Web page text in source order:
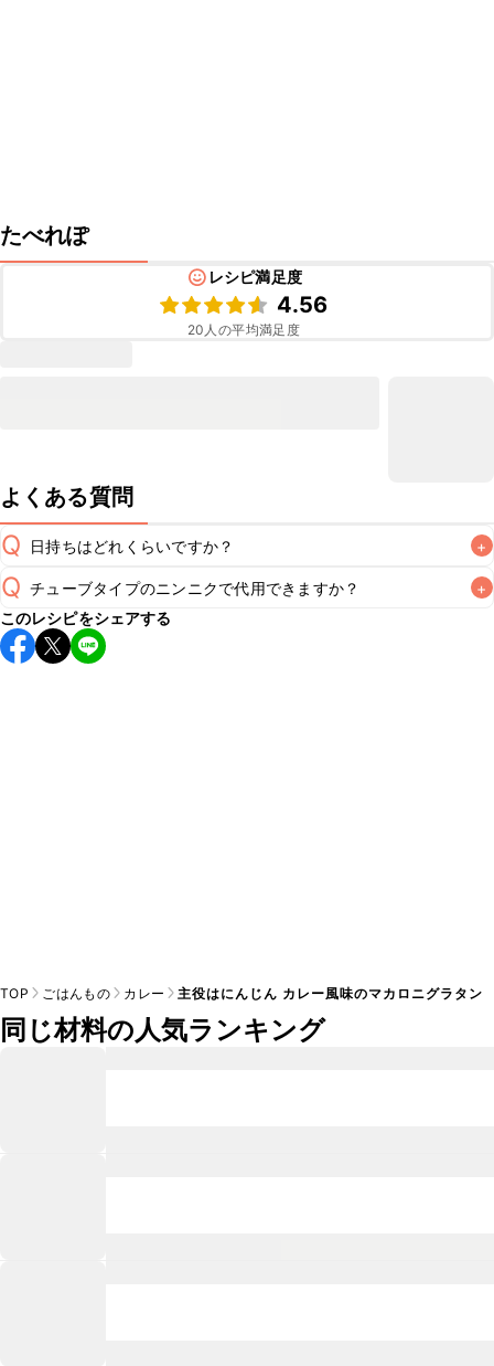
たべれぽ
レシピ満足度
4.56
20 人の平均満足度
よくある質問
Q 日持ちはどれくらいですか？ +
A
こちらのレシピは出来たてをお召し上がりいただくことをお
すすめします。
※日持ちは目安です。
Q チューブタイプのニンニクで代用できますか？ +
A
チューブタイプのニンニクを使用してもお作りいただけま
す。レシピと同量を目安に加え、お好みの風味になるようご
このレシピをシェアする
TOP ごはんもの カレー 主役はにんじん カレー風味のマカロニグラタン
同じ材料の人気ランキング